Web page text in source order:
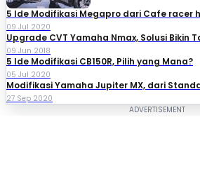
5 Ide Modifikasi Megapro dari Cafe racer
09 Jul 2020
Upgrade CVT Yamaha Nmax, Solusi Bikin
09 Jun 2018
5 Ide Modifikasi CB150R, Pilih yang Mana?
05 Jul 2020
Modifikasi Yamaha Jupiter MX, dari
27 Sep 2020